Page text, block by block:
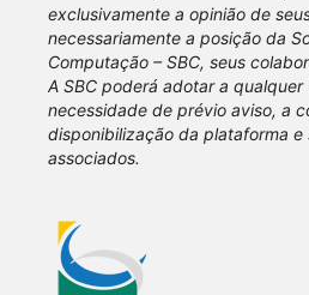
exclusivamente a opinião de
necessariamente a posição da
Computação – SBC, seus
A SBC poderá adotar a qualquer
necessidade de prévio aviso, a
disponibilização da plataforma
associados.